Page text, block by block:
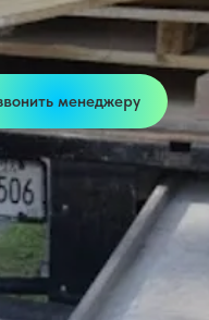
менеджеру